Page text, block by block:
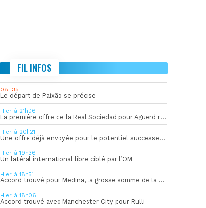
FIL INFOS
08h35
Le départ de Paixão se précise
Hier à 21h06
La première offre de la Real Sociedad pour Aguerd refusée par l’OM
Hier à 20h21
Une offre déjà envoyée pour le potentiel successeur de Rulli
Hier à 19h36
Un latéral international libre ciblé par l’OM
Hier à 18h51
Accord trouvé pour Medina, la grosse somme de la vente dévoilée
Hier à 18h06
Accord trouvé avec Manchester City pour Rulli